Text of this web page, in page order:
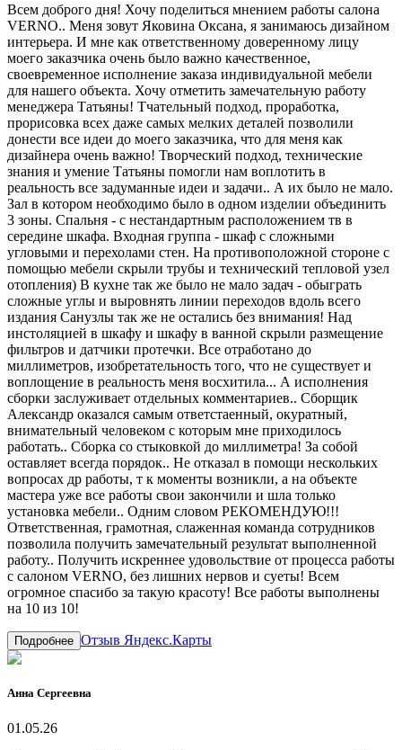
Всем доброго дня! Хочу поделиться мнением работы салона
VERNO.. Меня зовут Яковина Оксана, я занимаюсь дизайном
интерьера. И мне как ответственному доверенному лицу
моего заказчика очень было важно качественное,
своевременное исполнение заказа индивидуальной мебели
для нашего объекта. Хочу отметить замечательную работу
менеджера Татьяны! Тчательный подход, проработка,
прорисовка всех даже самых мелких деталей позволили
донести все идеи до моего заказчика, что для меня как
дизайнера очень важно! Творческий подход, технические
знания и умение Татьяны помогли нам воплотить в
реальность все задуманные идеи и задачи.. А их было не мало.
Зал в котором необходимо было в одном изделии объединить
3 зоны. Спальня - с нестандартным расположением тв в
середине шкафа. Входная группа - шкаф с сложными
угловыми и перехолами стен. На противоположной стороне с
помощью мебели скрыли трубы и технический тепловой узел
отопления) В кухне так же было не мало задач - обыграть
сложные углы и выровнять линии переходов вдоль всего
издания Санузлы так же не остались без внимания! Над
инстоляцией в шкафу и шкафу в ванной скрыли размещение
фильтров и датчики протечки. Все отработано до
миллиметров, изобретательность того, что не существует и
воплощение в реальность меня восхитила... А исполнения
сборки заслуживает отдельных комментариев.. Сборщик
Александр оказался самым ответстаенный, окуратный,
внимательный человеком с которым мне приходилось
работать.. Сборка со стыковкой до миллиметра! За собой
оставляет всегда порядок.. Не отказал в помощи нескольких
вопросах др работы, т к моменты возникли, а на объекте
мастера уже все работы свои закончили и шла только
установка мебели.. Одним словом РЕКОМЕНДУЮ!!!
Ответственная, грамотная, слаженная команда сотрудников
позволила получить замечательный результат выполненной
работу.. Получить искреннее удовольствие от процесса работы
с салоном VERNO, без лишних нервов и суеты! Всем
огромное спасибо за такую красоту! Все работы выполнены
на 10 из 10!
Подробнее Отзыв Яндекс.Карты
Анна Сергеевна
01.05.26